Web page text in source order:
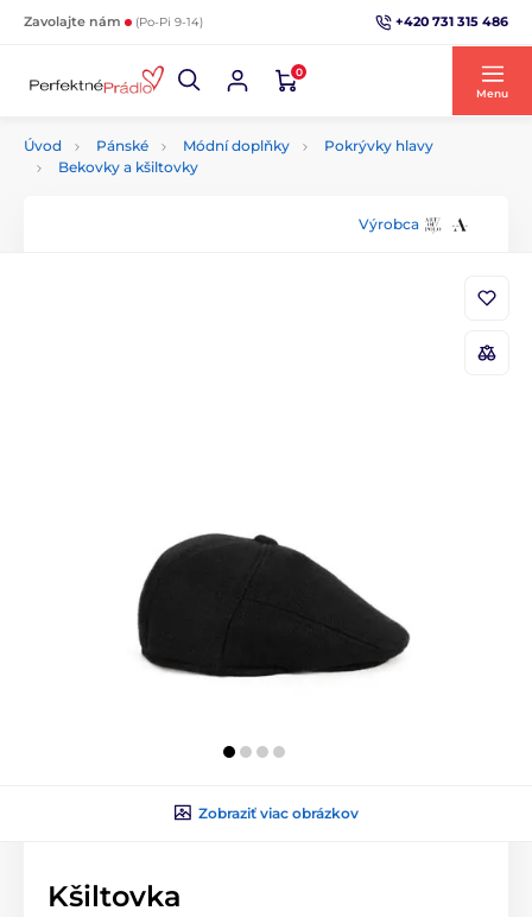
Zavolajte nám (Po-Pi 9-14) +420 731 315 486
0
Menu
Úvod Pánské Módní doplňky
Pokrývky hlavy
Bekovky a kšiltovky
Výrobca
Zobraziť viac obrázkov
Kšiltovka